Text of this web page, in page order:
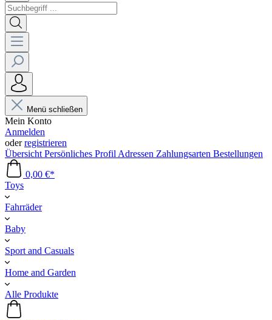
Menü schließen
Mein Konto
Anmelden
oderregistrieren
Übersicht Persönliches Profil Adressen Zahlungsarten Bestellungen
0,00 €*
Toys
Fahrräder
Baby
Sport and Casuals
Home and Garden
Alle Produkte